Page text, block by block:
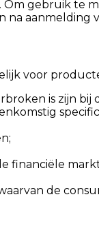
gebruik te
na
voor
is zijn
financiële
de